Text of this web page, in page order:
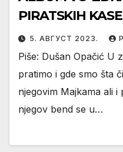
PIRATSKIH
5. АВГУСТ 2023.
Piše: Dušan Opačić U
pratimo i gde smo šta
njegovim Majkama ali
njegov bend se u…